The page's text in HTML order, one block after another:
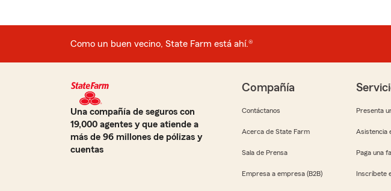
Como un buen vecino, State Farm está ahí.®
Una compañía de seguros con
19,000 agentes y que atiende a
más de 96 millones de pólizas y
cuentas
Compañía
Contáctanos
Acerca de State Farm
Sala de Prensa
Empresa a empresa (B2B)
Presenta
Asistencia
Paga una
Inscríbete